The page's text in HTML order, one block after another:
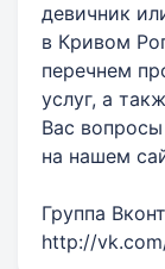
девичник
в Кривом
перечнем
услуг, а
Вас
на нашем
Группа
http://